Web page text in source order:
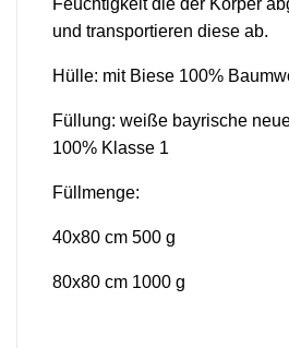
und transportieren diese ab.
Hülle: mit Biese 100%
Füllung: weiße bayrische
100% Klasse 1
Füllmenge:
40x80 cm 500 g
80x80 cm 1000 g